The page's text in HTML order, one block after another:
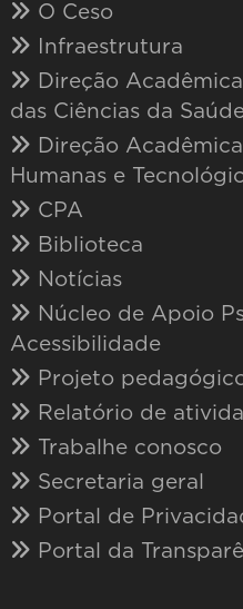
O Ceso
Infraestrutura
Direção Acadêmica
das Ciências da
Direção
Humanas e
CPA
Biblioteca
Notícias
Núcleo de Apoio
Acessibilidade
Projeto
Relatório de
Trabalhe conosco
Secretaria geral
Portal de
Portal da